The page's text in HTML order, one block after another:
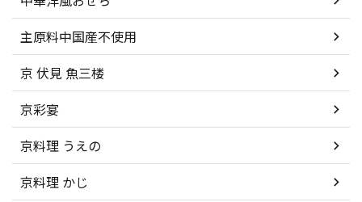
主原料中国産不使用
京 伏見 魚三楼
京彩宴
京料理 うえの
京料理 かじ